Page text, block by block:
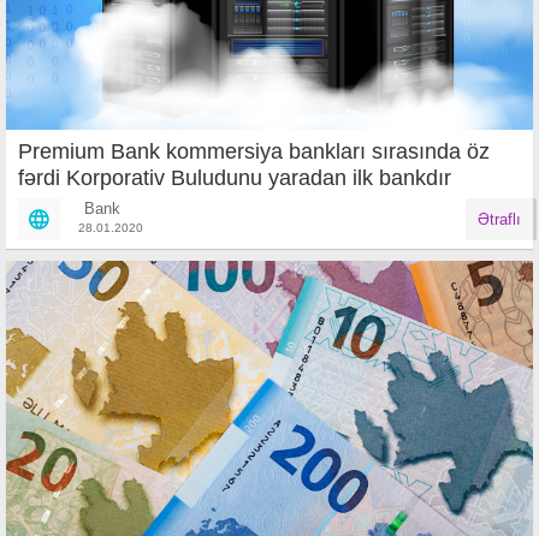
Premium Bank kommersiya bankları sırasında öz
fərdi Korporativ Buludunu yaradan ilk bankdır
Bank
28.01.2020 Ətraflı